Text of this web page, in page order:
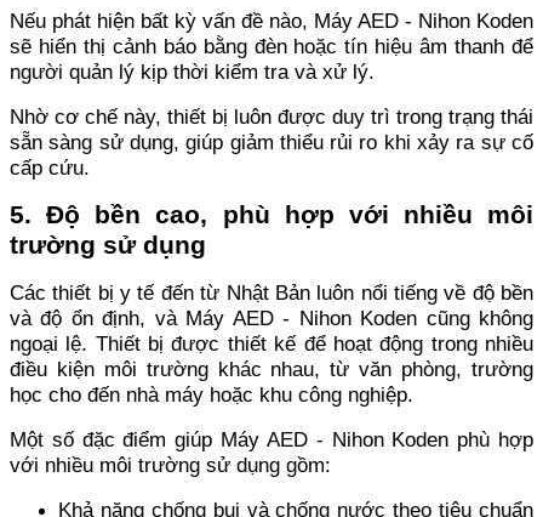
Nếu phát hiện bất kỳ vấn đề nào, Máy AED - Nihon Koden
sẽ hiển thị cảnh báo bằng đèn hoặc tín hiệu âm thanh để
người quản lý kịp thời kiểm tra và xử lý.
Nhờ cơ chế này, thiết bị luôn được duy trì trong trạng thái
sẵn sàng sử dụng, giúp giảm thiểu rủi ro khi xảy ra sự cố
cấp cứu.
5. Độ bền cao, phù hợp với nhiều môi
trường sử dụng
Các thiết bị y tế đến từ Nhật Bản luôn nổi tiếng về độ bền
và độ ổn định, và Máy AED - Nihon Koden cũng không
ngoại lệ. Thiết bị được thiết kế để hoạt động trong nhiều
điều kiện môi trường khác nhau, từ văn phòng, trường
học cho đến nhà máy hoặc khu công nghiệp.
Một số đặc điểm giúp Máy AED - Nihon Koden phù hợp
với nhiều môi trường sử dụng gồm:
Khả năng chống bụi và chống nước theo tiêu chuẩn